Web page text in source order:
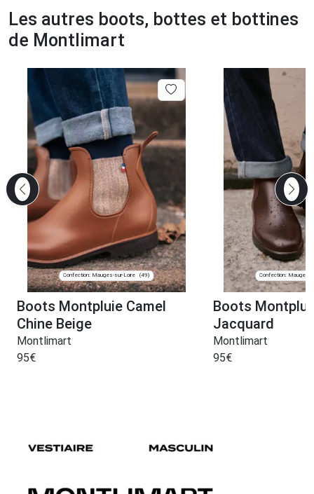
Les autres boots, bottes et bottines
de Montlimart
Confection: Mauges-sur-Loire (49)
Boots Montpluie Camel
Chine Beige
Montlimart
95€
Confection: Mauges-
Boots
Jacquard
Montlimart
95€